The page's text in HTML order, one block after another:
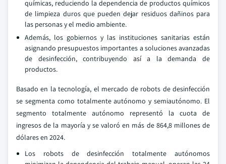
químicas, reduciendo la dependencia de productos químicos
de limpieza duros que pueden dejar residuos dañinos para
las personas y el medio ambiente.
Además, los gobiernos y las instituciones sanitarias están
asignando presupuestos importantes a soluciones avanzadas
de desinfección, contribuyendo así a la demanda de
productos.
Basado en la tecnología, el mercado de robots de desinfección
se segmenta como totalmente autónomo y semiautónomo. El
segmento totalmente autónomo representó la cuota de
ingresos de la mayoría y se valoró en más de 864,8 millones de
dólares en 2024.
Los robots de desinfección totalmente autónomos